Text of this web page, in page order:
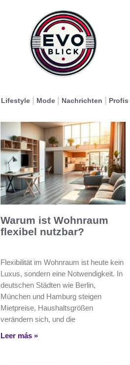
Lifestyle Mode Nachrichten Profis
Warum ist Wohnraum
flexibel nutzbar?
Flexibilität im Wohnraum ist heute kein
Luxus, sondern eine Notwendigkeit. In
deutschen Städten wie Berlin,
München und Hamburg steigen
Mietpreise, Haushaltsgrößen
verändern sich, und die
Leer más »